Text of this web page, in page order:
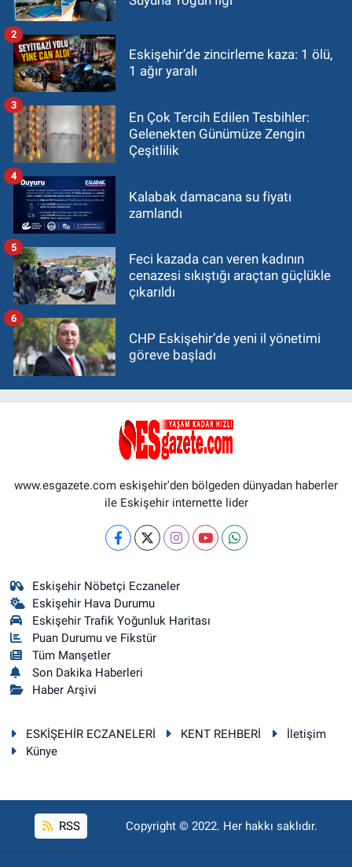
Eskişehir’de zincirleme kaza: 1 ölü,
1 ağır yaralı
2
En Çok Tercih Edilen Tesbihler:
Gelenekten Günümüze Zengin
Çeşitlilik
3
Kalabak damacana su fiyatı
zamlandı
4
Feci kazada can veren kadının
cenazesi sıkıştığı araçtan güçlükle
çıkarıldı
5
CHP Eskişehir’de yeni il yönetimi
göreve başladı
6
www.esgazete.com eskişehir'den bölgeden dünyadan haberler
ile Eskişehir internette lider
Eskişehir Nöbetçi Eczaneler
Eskişehir Hava Durumu
Eskişehir Trafik Yoğunluk Haritası
Puan Durumu ve Fikstür
Tüm Manşetler
Son Dakika Haberleri
Haber Arşivi
ESKİŞEHİR ECZANELERİ KENT REHBERİ
İletişim
Künye
RSS Copyright © 2022. Her hakkı saklıdır.